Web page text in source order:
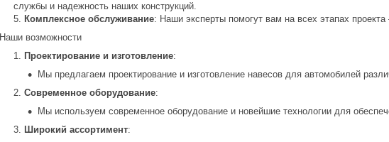
службы и надежность наших конструкций.
Комплексное обслуживание: Наши эксперты помогут вам на всех этапах
Наши возможности
Проектирование и изготовление:
Мы предлагаем проектирование и изготовление навесов для автомобилей
Современное оборудование:
Мы используем современное оборудование и новейшие технологии для
Широкий ассортимент: